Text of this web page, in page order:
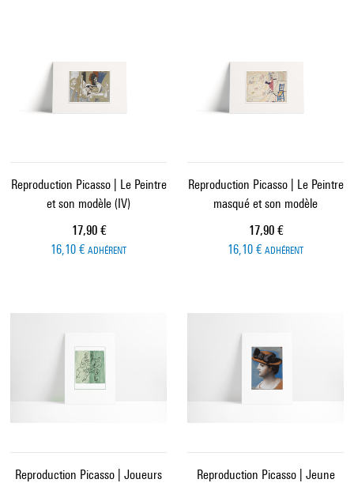
Reproduction Picasso | Le Peintre
et son modèle (IV)
Prix ​​actuel
17,90 €
16,10 € ADHÉRENT
Reproduction Picasso | Le Peintre
masqué et son modèle
Prix ​​actuel
17,90 €
16,10 € ADHÉRENT
Reproduction Picasso | Joueurs
Reproduction Picasso | Jeune